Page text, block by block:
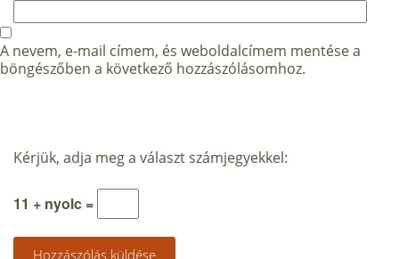
A nevem, e-mail címem, és weboldalcímem mentése a
böngészőben a következő hozzászólásomhoz.
Kérjük, adja meg a választ számjegyekkel:
11 + nyolc =